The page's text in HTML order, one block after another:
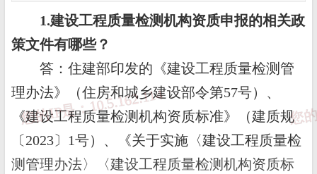
1.建设工程质量检测机构资质申报的相关政
策文件有哪些？
答：住建部印发的《建设工程质量检测管
理办法》（住房和城乡建设部令第57号）、
《建设工程质量检测机构资质标准》（建质规
〔2023〕1号）、《关于实施〈建设工程质量检
测管理办法〉〈建设工程质量检测机构资质标